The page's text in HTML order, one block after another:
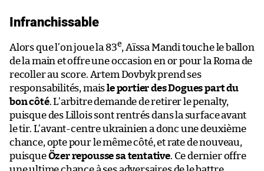
Infranchissable
Alors que l’on joue la 83e, Aïssa Mandi touche le ballon
de la main et offre une occasion en or pour la Roma de
recoller au score. Artem Dovbyk prend ses
responsabilités, maisle portier des Dogues part du
bon côté. L’arbitre demande de retirer le penalty,
puisque des Lillois sont rentrés dans la surface avant
le tir. L’avant-centre ukrainien a donc une deuxième
chance, opte pour le même côté, et rate de nouveau,
puisqueÖzer repousse sa tentative. Ce dernier offre